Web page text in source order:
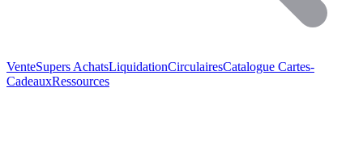
VenteSupers AchatsLiquidationCirculairesCatalogue Cartes-
CadeauxRessources